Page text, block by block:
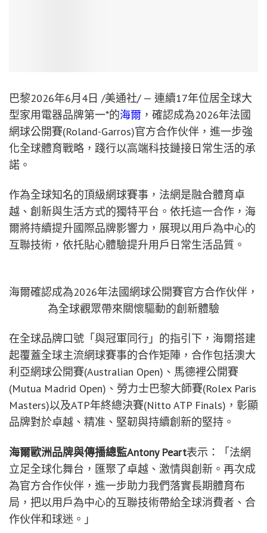
巴黎2026年6月4日 /美通社/ — 連續17年位居全球大
型家用電器品牌第一*的海爾 ，確認成為2026年法國
網球公開賽(Roland-Garros)官方合作伙伴，進一步強
化全球體育戰略，踐行以高端科技鏈接日常生活的承
諾。
作為全球知名的頂級網球賽事，法網是融合體育卓
越、創新與生活方式的獨特平台。依托這一合作，海
爾將持續提升國際品牌影響力，展現以用戶為中心的
互聯技術，依托貼心體驗提升用戶日常生活品質。
為全球觀眾帶來關懷驅動的創新體驗
在全球品牌口號「與冠軍同行」的指引下，海爾搭建
起覆蓋全球主流網球賽事的合作矩陣，合作包括澳大
利亞網球公開賽(Australian Open)、馬德裡公開賽